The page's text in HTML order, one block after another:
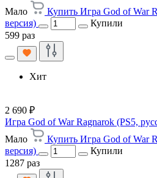
Мало
Купить Игра God of War
версия)
Купили
599 раз
Хит
2 690 ₽
Игра God of War Ragnarok (PS5,
Мало
Купить Игра God of War
версия)
Купили
1287 раз